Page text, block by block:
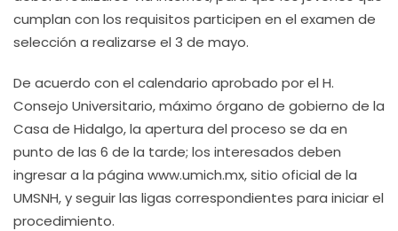
cumplan con los requisitos participen en el examen de
selección a realizarse el 3 de mayo.
De acuerdo con el calendario aprobado por el H.
Consejo Universitario, máximo órgano de gobierno de la
Casa de Hidalgo, la apertura del proceso se da en
punto de las 6 de la tarde; los interesados deben
ingresar a la página www.umich.mx, sitio oficial de la
UMSNH, y seguir las ligas correspondientes para iniciar el
procedimiento.